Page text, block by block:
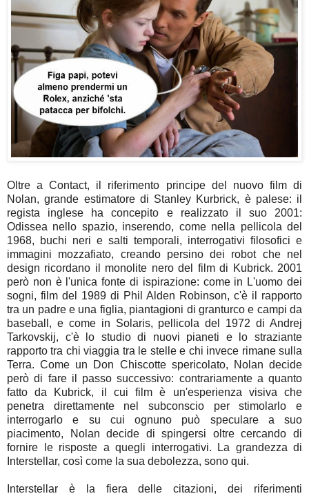
Oltre a Contact, il riferimento principe del nuovo film di
Nolan, grande estimatore di Stanley Kurbrick, è palese: il
regista inglese ha concepito e realizzato il suo 2001:
Odissea nello spazio, inserendo, come nella pellicola del
1968, buchi neri e salti temporali, interrogativi filosofici e
immagini mozzafiato, creando persino dei robot che nel
design ricordano il monolite nero del film di Kubrick. 2001
però non è l'unica fonte di ispirazione: come in L'uomo dei
sogni, film del 1989 di Phil Alden Robinson, c'è il rapporto
tra un padre e una figlia, piantagioni di granturco e campi da
baseball, e come in Solaris, pellicola del 1972 di Andrej
Tarkovskij, c'è lo studio di nuovi pianeti e lo straziante
rapporto tra chi viaggia tra le stelle e chi invece rimane sulla
Terra. Come un Don Chiscotte spericolato, Nolan decide
però di fare il passo successivo: contrariamente a quanto
fatto da Kubrick, il cui film è un'esperienza visiva che
penetra direttamente nel subconscio per stimolarlo e
interrogarlo e su cui ognuno può speculare a suo
piacimento, Nolan decide di spingersi oltre cercando di
fornire le risposte a quegli interrogativi. La grandezza di
Interstellar, così come la sua debolezza, sono qui.
Interstellar è la fiera delle citazioni, dei riferimenti